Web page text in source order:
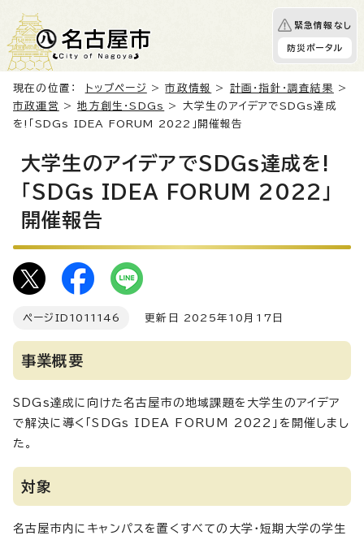
緊急情報なし
防災ポータル
現在の位置： トップページ >市政情報 > 計画・指針・調査結果
>
市政運営
>地方創生・SDGs
> 大学生のアイデアでSDGs達成
を!「SDGs IDEA FORUM 2022」開催報告
大学生のアイデアでSDGs達成を!
「SDGs IDEA FORUM 2022」
開催報告
ページID 1011146 更新日 2025年10月17日
事業概要
SDGs達成に向けた名古屋市の地域課題を大学生のアイデア
で解決に導く「SDGs IDEA FORUM 2022」を開催しまし
た。
対象
名古屋市内にキャンパスを置くすべての大学・短期大学の学生